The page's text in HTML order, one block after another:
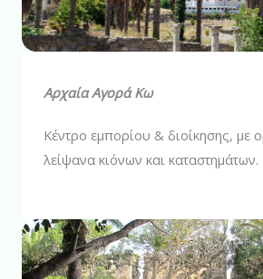
Αρχαία Αγορά Κω
Κέντρο εμπορίου & διοίκησης, με
λείψανα κιόνων και καταστημάτων.